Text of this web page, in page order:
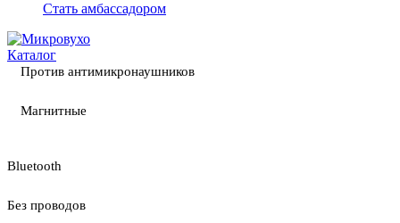
Стать амбассадором
Каталог
Против антимикронаушников
Магнитные
Bluetooth
Без проводов